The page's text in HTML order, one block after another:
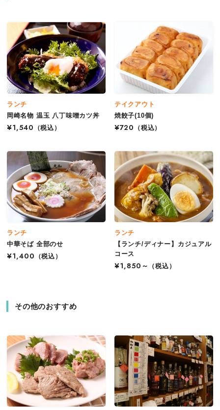
ランチ
岡崎名物 温玉 八丁味噌カツ丼
¥1,540
（税込）
テイクアウト
焼餃子(10個)
¥720
（税込）
ランチ
中華そば 全部のせ
¥1,400
（税込）
ランチ
【ランチ/ディナー】カジュアル
コース
¥1,850～
（税込）
その他のおすすめ